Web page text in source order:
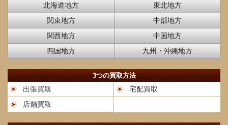
北海道地方
東北地方
関東地方
中部地方
関西地方
中国地方
四国地方
九州・沖縄地方
3つの買取方法
出張買取
宅配買取
店舗買取